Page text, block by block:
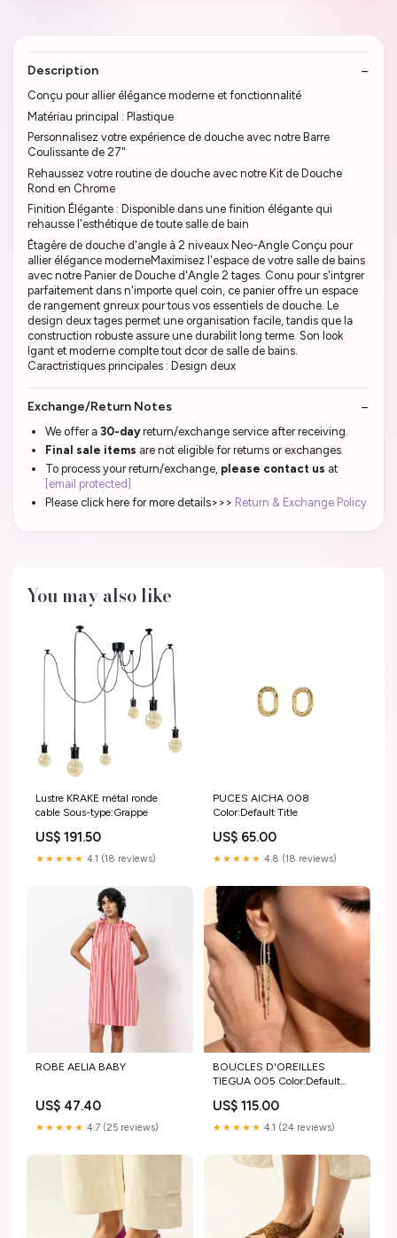
Description
Conçu pour allier élégance moderne et fonctionnalité
Matériau principal : Plastique
Personnalisez votre expérience de douche avec notre Barre
Coulissante de 27"
Rehaussez votre routine de douche avec notre Kit de Douche
Rond en Chrome
Finition Élégante : Disponible dans une finition élégante qui
rehausse l'esthétique de toute salle de bain
Étagère de douche d'angle à 2 niveaux Neo-Angle Conçu pour
allier élégance moderneMaximisez l'espace de votre salle de bains
avec notre Panier de Douche d'Angle 2 tages. Conu pour s'intgrer
parfaitement dans n'importe quel coin, ce panier offre un espace
de rangement gnreux pour tous vos essentiels de douche. Le
design deux tages permet une organisation facile, tandis que la
construction robuste assure une durabilit long terme. Son look
lgant et moderne complte tout dcor de salle de bains.
Caractristiques principales : Design deux
Exchange/Return Notes
We offer a 30-dayreturn/exchange service after receiving.
Final sale items are not eligible for returns or exchanges.
To process your return/exchange, please contact us at
[email protected]
Please click here for more details>>> Return & Exchange Policy
You may also like
Lustre KRAKE métal ronde
cable Sous-type:Grappe
US$ 191.50
★★★★★ 4.1 (18 reviews)
PUCES AICHA 008
Color:Default Title
US$ 65.00
★★★★★ 4.8 (18 reviews)
ROBE AELIA BABY
US$ 47.40
★★★★★ 4.7 (25 reviews)
BOUCLES D'OREILLES
TIEGUA 005 Color:Default
US$ 115.00
★★★★★ 4.1 (24 reviews)